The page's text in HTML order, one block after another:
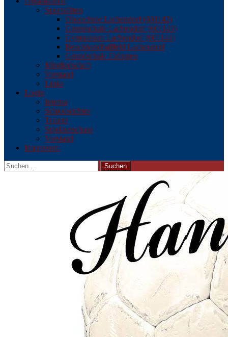
Sportstätten
Oberschule Lachendorf (601142)
Grundschule Lachendorf (601143)
Gymnasium Lachendorf (601144)
Beachhandballfeld Lachendorf
Grundschule Eldingen
Mitgliedschaft
Vorstand
Links
Login
Interna
Schiedsrichter
Trainer
Spielausschuss
Vorstand
Impressum
Suchen
nach: